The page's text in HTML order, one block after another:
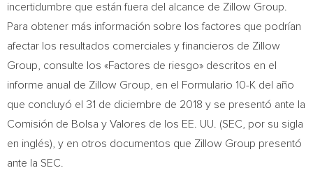
incertidumbre que están fuera del alcance de Zillow Group.
Para obtener más información sobre los factores que podrían
afectar los resultados comerciales y financieros de Zillow
Group, consulte los «Factores de riesgo» descritos en el
informe anual de Zillow Group, en el Formulario 10-K del año
que concluyó el 31 de diciembre de 2018 y se presentó ante la
Comisión de Bolsa y Valores de los EE. UU. (SEC, por su sigla
en inglés), y en otros documentos que Zillow Group presentó
ante la SEC.